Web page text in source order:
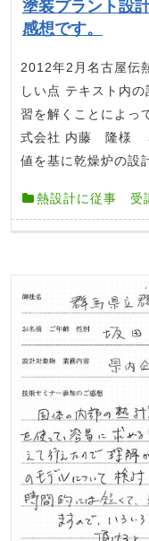
塗装プラント設
感想です。
2012年2月名古屋伝
しい点 テキスト内
習を解くことによっ
式会社 内藤 隆
値を基に乾燥炉の設
熱設計に従事 受